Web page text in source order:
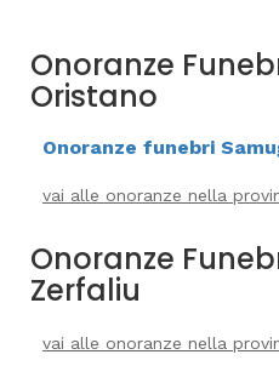
Onoranze
Oristano
Onoranze funebri
vai alle onoranze nella
Onoranze
Zerfaliu
vai alle onoranze nella